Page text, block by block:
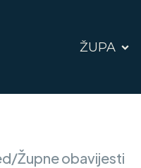
ŽUPA
Župne obavijesti